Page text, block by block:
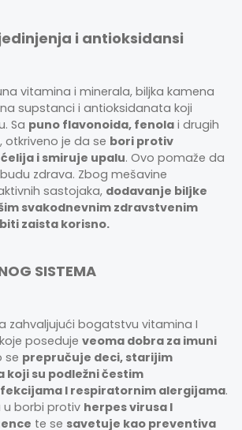
i antioksidansi
vitamina i minerala, biljka kamena
supstanci i antioksidanata koji
Sa puno flavonoida, fenola i drugih
otkriveno je da se bori protiv
i smiruje upalu. Ovo pomaže da
zdrava. Zbog mešavine
sastojaka, dodavanje biljke
svakodnevnim zdravstvenim
zaista korisno.
SISTEMA
zahvaljujući bogatstvu vitamina I
poseduje veoma dobra za imuni
se prepručuje deci, starijim
koji su podležni čestim
I respiratornim alergijama.
u borbi protiv herpes virusa I
te se savetuje kao preventiva